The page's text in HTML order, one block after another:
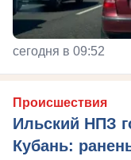
сегодня в 09:52
Происшествия
Ильский НПЗ
Кубань: